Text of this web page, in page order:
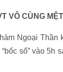
VÔ CÙNG MỆT
Ngoại Thần
số” vào 5h